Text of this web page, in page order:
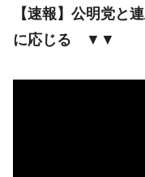
【速報】公明党と
に応じる ▼▼